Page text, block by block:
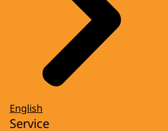
English
Service